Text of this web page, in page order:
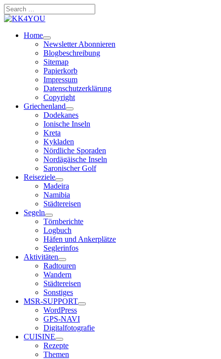
Zum
Inhalt
Search
…
Home
Newsletter Abonnieren
Blogbeschreibung
Sitemap
Papierkorb
Impressum
Datenschutzerklärung
Copyright
Griechenland
Dodekanes
Ionische Inseln
Kreta
Kykladen
Nördliche Sporaden
Nordägäische Inseln
Saronischer Golf
Reiseziele
Madeira
Namibia
Städtereisen
Segeln
Törnberichte
Logbuch
Häfen und Ankerplätze
Seglerinfos
Aktivitäten
Radtouren
Wandern
Städtereisen
Sonstiges
MSR-SUPPORT
WordPress
GPS-NAVI
Digitalfotografie
CUISINE
Rezepte
Themen